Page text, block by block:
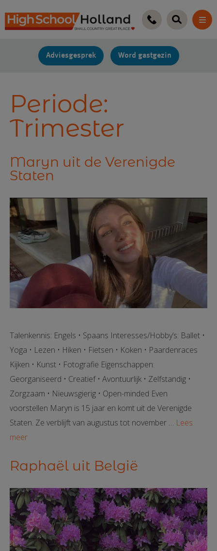
naar
Adviesgesprek Word gastgezin
Periode:
Trimester
Maryn uit de Verenigde
Staten
Talenkennis: Engels • Spaans Interesses/Hobby’s: Ballet •
Yoga • Lezen • Hiken • Fietsen • Koken • Paardenraces
Kijken • Kunst • Fotografie Eigenschappen:
Georganiseerd • Creatief • Avontuurlijk • Zelfstandig •
Zorgzaam • Nieuwsgierig • Open-minded Even
voorstellen Maryn is 15 jaar en komt uit de Verenigde
Staten. Ze verblijft van augustus tot november … Lees
meer
Raphaël uit België